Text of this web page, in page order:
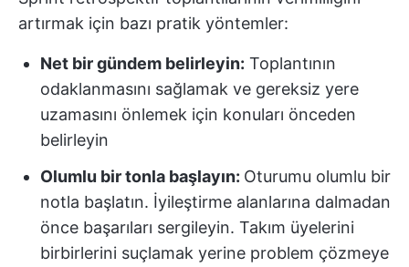
artırmak için bazı pratik yöntemler:
Net bir gündem belirleyin: Toplantının
odaklanmasını sağlamak ve gereksiz yere
uzamasını önlemek için konuları önceden
belirleyin
Olumlu bir tonla başlayın: Oturumu olumlu bir
notla başlatın. İyileştirme alanlarına dalmadan
önce başarıları sergileyin. Takım üyelerini
birbirlerini suçlamak yerine problem çözmeye